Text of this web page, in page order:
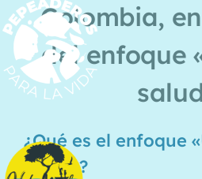
Colombia,
del enfoque
¿Qué es el enfoque
salud»?